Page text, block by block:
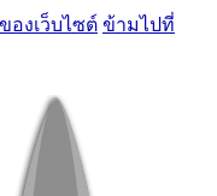
องเว็บไซต์ ข้ามไปที่